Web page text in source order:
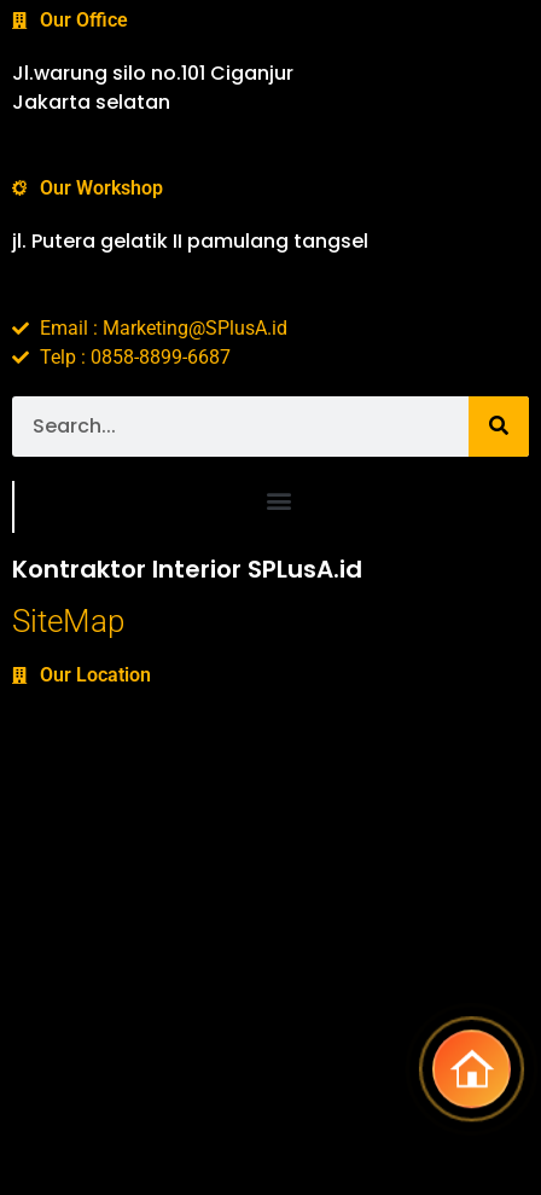
Our Office
Jl.warung silo no.101 Ciganjur
Jakarta selatan
Our Workshop
jl. Putera gelatik II pamulang tangsel
Email : Marketing@SPlusA.id
Telp : 0858-8899-6687
Kontraktor Interior SPLusA.id
SiteMap
Our Location